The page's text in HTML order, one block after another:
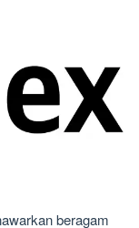
beragam